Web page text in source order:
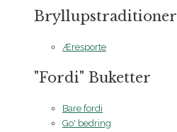
Bryllupstraditioner
Æresporte
"Fordi" Buketter
Bare fordi
Go' bedring